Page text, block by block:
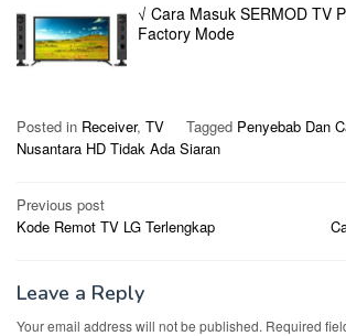
√ Cara Masuk SERMOD TV
Factory Mode
Posted in Receiver, TV Tagged Penyebab Dan
Nusantara HD Tidak Ada Siaran
Post
navigation
Previous post
Kode Remot TV LG Terlengkap
Leave a Reply
Your email address will not be published. Required